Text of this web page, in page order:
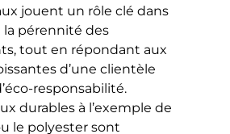
jouent un rôle clé dans
la pérennité des
tout en répondant aux
d’une clientèle
responsabilité.
durables à l’exemple de
le polyester sont